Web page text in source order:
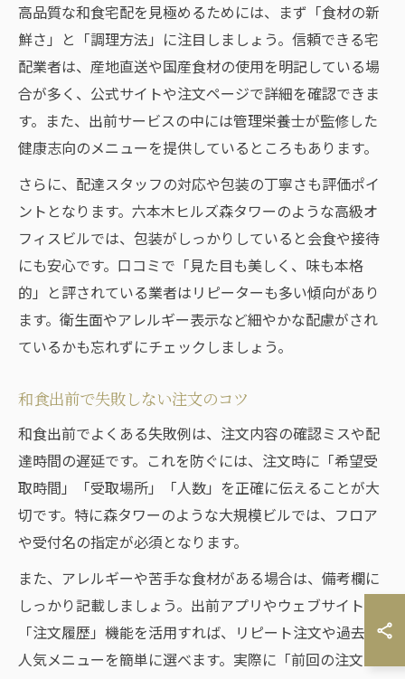
高品質な和食宅配を見極めるためには、まず「食材の新
鮮さ」と「調理方法」に注目しましょう。信頼できる宅
配業者は、産地直送や国産食材の使用を明記している場
合が多く、公式サイトや注文ページで詳細を確認できま
す。また、出前サービスの中には管理栄養士が監修した
健康志向のメニューを提供しているところもあります。
さらに、配達スタッフの対応や包装の丁寧さも評価ポイ
ントとなります。六本木ヒルズ森タワーのような高級オ
フィスビルでは、包装がしっかりしていると会食や接待
にも安心です。口コミで「見た目も美しく、味も本格
的」と評されている業者はリピーターも多い傾向があり
ます。衛生面やアレルギー表示など細やかな配慮がされ
ているかも忘れずにチェックしましょう。
和食出前で失敗しない注文のコツ
和食出前でよくある失敗例は、注文内容の確認ミスや配
達時間の遅延です。これを防ぐには、注文時に「希望受
取時間」「受取場所」「人数」を正確に伝えることが大
切です。特に森タワーのような大規模ビルでは、フロア
や受付名の指定が必須となります。
また、アレルギーや苦手な食材がある場合は、備考欄に
しっかり記載しましょう。出前アプリやウェブサイトの
「注文履歴」機能を活用すれば、リピート注文や過去の
人気メニューを簡単に選べます。実際に「前回の注文内